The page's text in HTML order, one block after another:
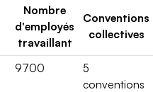
Nombre
d'employés
travaillant
Conventions
collectives
9700
5
conventions